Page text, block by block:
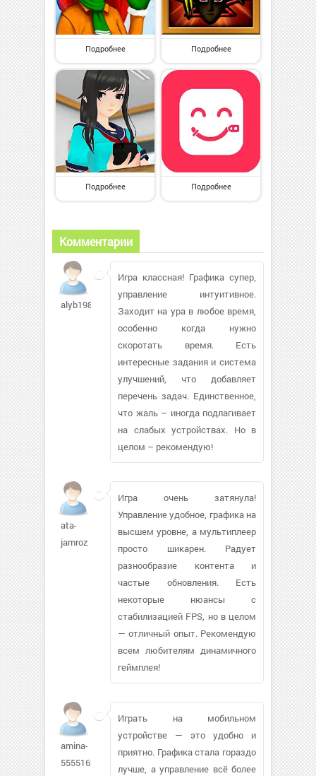
Подробнее Подробнее
Подробнее Подробнее
Комментарии
alyb1983842
Игра классная! Графика супер,
управление интуитивное.
Заходит на ура в любое время,
особенно когда нужно
скоротать время. Есть
интересные задания и система
улучшений, что добавляет
перечень задач. Единственное,
что жаль – иногда подлагивает
на слабых устройствах. Но в
целом – рекомендую!
ata-
jamroz
Игра очень затянула!
Управление удобное, графика на
высшем уровне, а мультиплеер
просто шикарен. Радует
разнообразие контента и
частые обновления. Есть
некоторые нюансы с
стабилизацией FPS, но в целом
— отличный опыт. Рекомендую
всем любителям динамичного
геймплея!
amina-
5555162
Играть на мобильном
устройстве — это удобно и
приятно. Графика стала гораздо
лучше, а управление всё более